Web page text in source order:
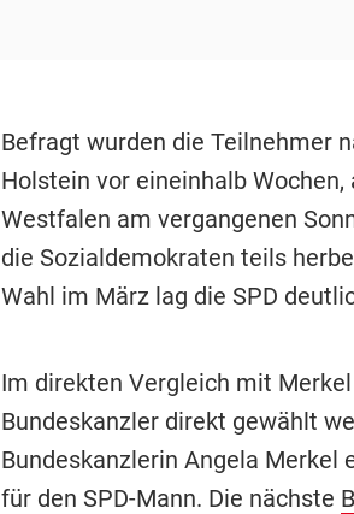
Befragt wurden die Teilnehmer
Holstein vor eineinhalb
Westfalen am vergangenen
die Sozialdemokraten teils
Wahl im März lag die SPD
Im direkten Vergleich mit
Bundeskanzler direkt gewählt
Bundeskanzlerin Angela Merkel
für den SPD-Mann. Die nächste